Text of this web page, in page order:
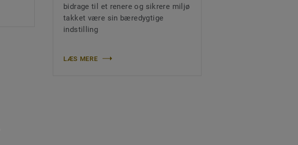
bidrage til et renere og sikrere miljø
takket være sin bæredygtige
indstilling
LÆS MERE